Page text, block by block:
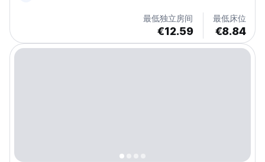
最低独立房间
€12.59
最低床位
€8.84